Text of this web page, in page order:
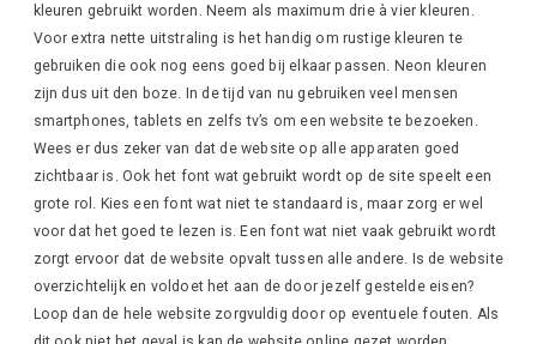
kleuren gebruikt worden. Neem als maximum drie à vier kleuren.
Voor extra nette uitstraling is het handig om rustige kleuren te
gebruiken die ook nog eens goed bij elkaar passen. Neon kleuren
zijn dus uit den boze. In de tijd van nu gebruiken veel mensen
smartphones, tablets en zelfs tv’s om een website te bezoeken.
Wees er dus zeker van dat de website op alle apparaten goed
zichtbaar is. Ook het font wat gebruikt wordt op de site speelt een
grote rol. Kies een font wat niet te standaard is, maar zorg er wel
voor dat het goed te lezen is. Een font wat niet vaak gebruikt wordt
zorgt ervoor dat de website opvalt tussen alle andere. Is de website
overzichtelijk en voldoet het aan de door jezelf gestelde eisen?
Loop dan de hele website zorgvuldig door op eventuele fouten. Als